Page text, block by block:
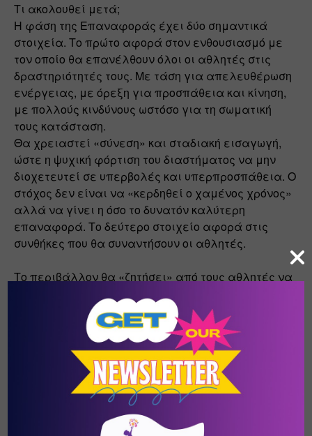
Τι ακολουθεί μετά;
Η φάση της Επαναφοράς έχει δύο σημαντικά
στοιχεία. Το πρώτο αφορά στον ενθουσιασμό με
τον οποίο θα επανέλθουν όλοι οι αθλητές στις
δραστηριότητές τους. Με τάση για απελευθέρωση
ενέργειας, με όρεξη για προσπάθεια και κίνηση,
με πολλούς κινδύνους ωστόσο για τη σωματική
τους κατάσταση.
Θα χρειαστεί «σύνεση» και σταδιακή εισαγωγή,
ώστε η ψυχική φόρτιση του διαστήματος να μην
διοχετευτεί σε υπερβολές και υπερπροσπάθεια. Ο
στόχος δεν είναι να «κερδηθεί ο χαμένος χρόνος»
αλλά να γίνει η όσο το δυνατόν καλύτερη
επαναφορά. Το δεύτερο στοιχείο αφορά στις
συνθήκες που θα συναντήσουν οι αθλητές.
Το περιβάλλον θα «ζητήσει» από τους αθλητές να
άμεσα αγώνες χωρίς μεγάλη προετοιμασία, να
μην έχουν τα δεδομένα που είχαν και πριν, να
χρειαστεί να είναι αρκετά προσεκτικοί, να
δεχθούν τον συνεχή έλεγχο για την προστασία
τους και άλλες καταστάσεις, οι οποίες εκ πρώτης
δεν ακούγονται «ευχάριστες».
Ωστόσο, και το στάδιο της επαναφοράς θα είναι εν